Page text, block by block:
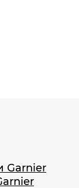
Garnier